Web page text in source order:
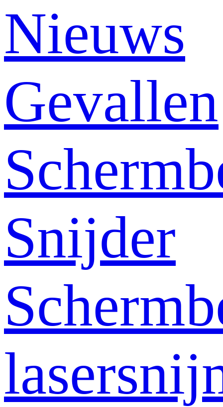
Nieuws
Gevallen
Snijder